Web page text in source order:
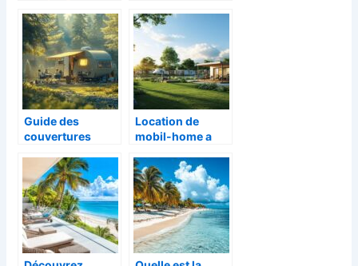
Devez Vérifier
Avant de Partir en
Nouvelle-
Zélande
aéroport
abordable pour
transporter vos
valises
encombrantes
Guide des
couvertures
en assurance
mobil-home : ce
qu’il faut savoir
Location de
mobil-home a
des vacances
idylliques en
plein cœur de la
nature preservee